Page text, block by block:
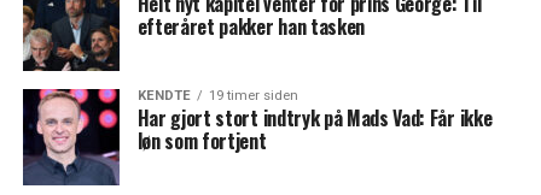
efteråret pakker han tasken
KENDTE 19 timer siden
Har gjort stort indtryk på Mads Vad: Får ikke
løn som fortjent